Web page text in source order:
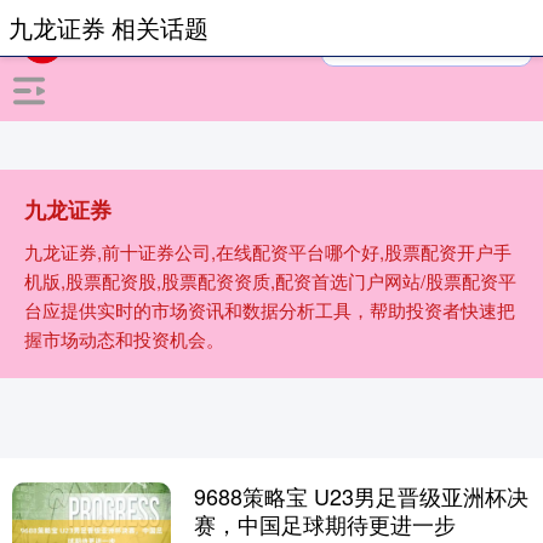
九龙证券
九龙证券,前十证券公司,在线配资平台哪个好,股票配资开户手
机版,股票配资股,股票配资资质,配资首选门户网站/股票配资平
台应提供实时的市场资讯和数据分析工具，帮助投资者快速把
握市场动态和投资机会。
九龙证券 相关话题
9688策略宝 U23男足晋级亚洲杯决
赛，中国足球期待更进一步